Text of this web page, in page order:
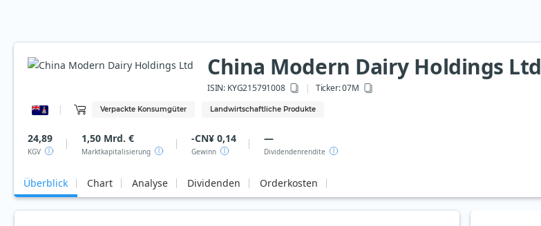
China Modern Dairy Holdings Ltd
ISIN: KYG215791008 Ticker:07M
Verpackte Konsumgüter Landwirtschaftliche Produkte
24,89
KGV
1,50 Mrd. €
Marktkapitalisierung
-CN¥ 0,14
Gewinn
—
Dividendenrendite
Überblick Chart Analyse Dividenden Orderkosten